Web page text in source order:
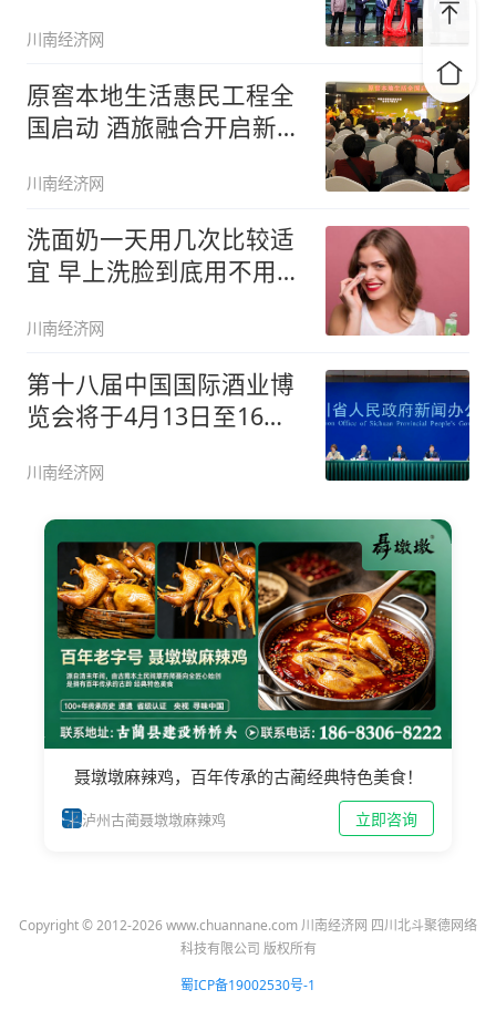
川南经济网
原窖本地生活惠民工程全
国启动 酒旅融合开启新篇
川南经济网
洗面奶一天用几次比较适
宜 早上洗脸到底用不用洗
川南经济网
第十八届中国国际酒业博
览会将于4月13日至16日
川南经济网
聂墩墩麻辣鸡，百年传承的古蔺经典特色美食！
泸州古蔺聂墩墩麻辣鸡 立即咨询
Copyright © 2012-2026 www.chuannane.com 川南经济网 四川北斗聚德网络
科技有限公司 版权所有
蜀ICP备19002530号-1